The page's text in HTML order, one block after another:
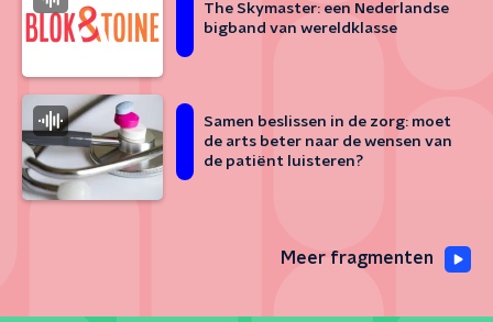
The Skymaster: een Nederlandse
bigband van wereldklasse
Samen beslissen in de zorg: moet
de arts beter naar de wensen van
de patiënt luisteren?
Meer fragmenten